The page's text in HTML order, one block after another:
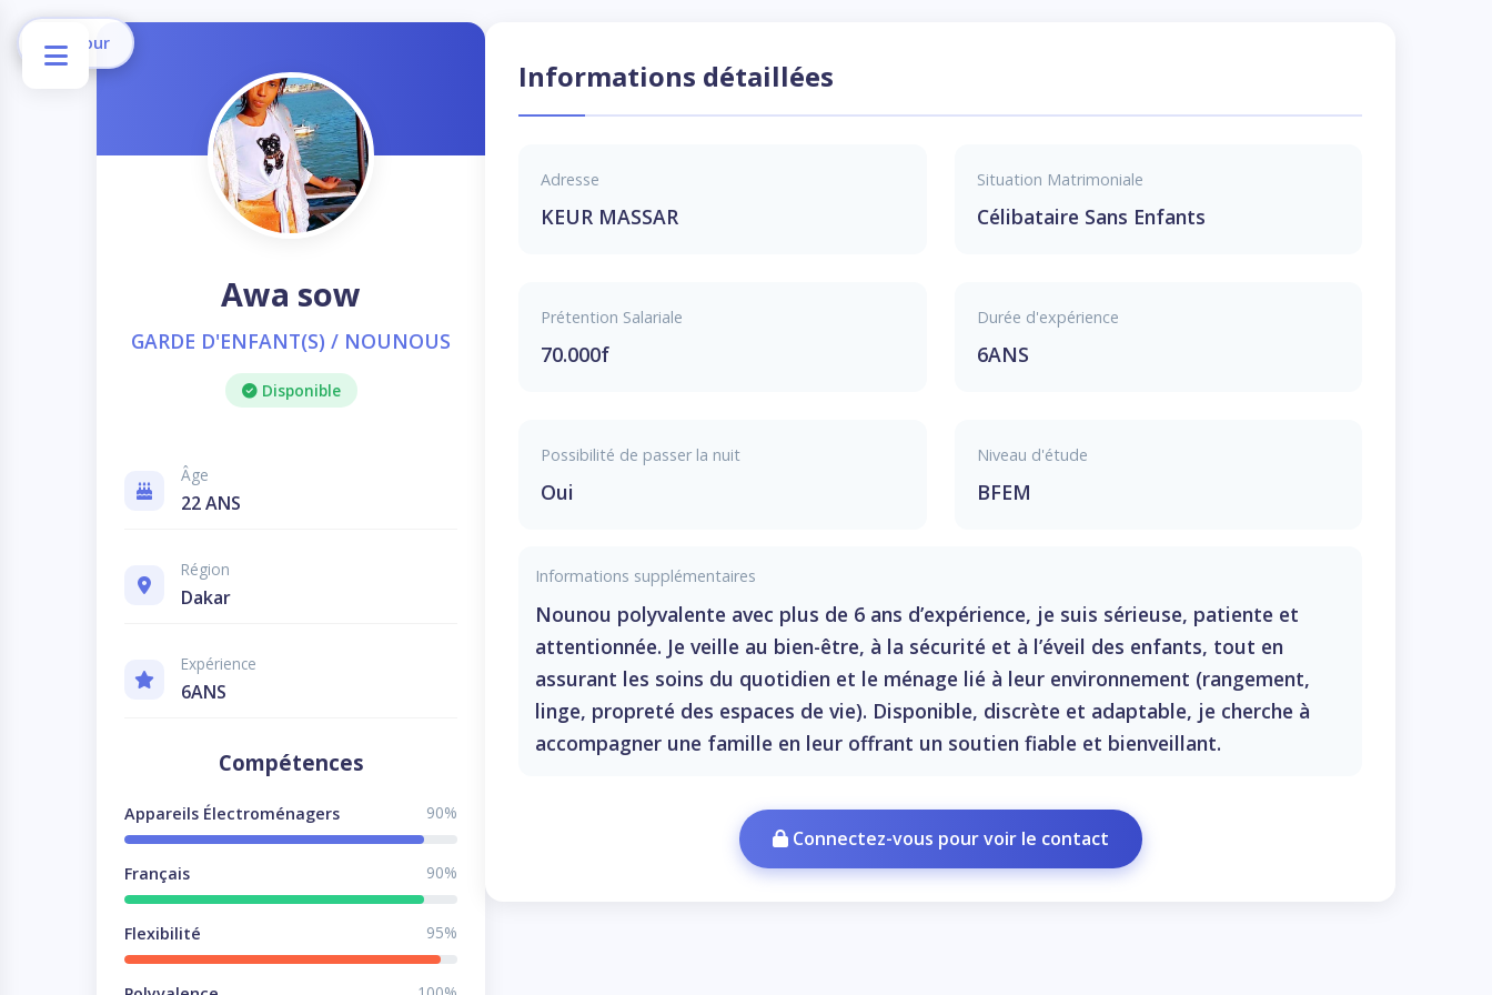
Retour
Awa sow
GARDE D'ENFANT(S) / NOUNOUS
Disponible
Âge
22 ANS
Région
Dakar
Expérience
6ANS
Compétences
Appareils Électroménagers 90%
Français 90%
Flexibilité 95%
Informations détaillées
Adresse
KEUR MASSAR
Situation Matrimoniale
Célibataire Sans Enfants
Prétention Salariale
70.000f
Durée d'expérience
6ANS
Possibilité de passer la nuit
Oui
Niveau d'étude
BFEM
Informations supplémentaires
Nounou polyvalente avec plus de 6 ans d’expérience, je suis sérieuse, patiente et
attentionnée. Je veille au bien-être, à la sécurité et à l’éveil des enfants, tout en
assurant les soins du quotidien et le ménage lié à leur environnement (rangement,
linge, propreté des espaces de vie). Disponible, discrète et adaptable, je cherche à
accompagner une famille en leur offrant un soutien fiable et bienveillant.
Connectez-vous pour voir le contact